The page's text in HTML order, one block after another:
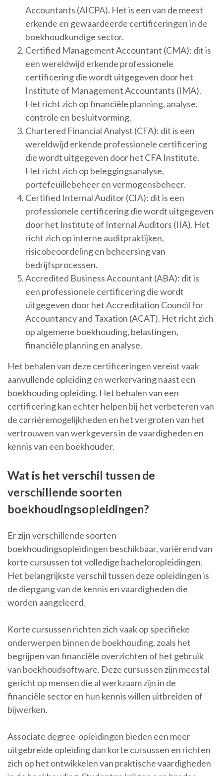
Accountants (AICPA). Het is een van de meest
erkende en gewaardeerde certificeringen in de
boekhoudkundige sector.
Certified Management Accountant (CMA): dit is
een wereldwijd erkende professionele
certificering die wordt uitgegeven door het
Institute of Management Accountants (IMA).
Het richt zich op financiële planning, analyse,
controle en besluitvorming.
Chartered Financial Analyst (CFA): dit is een
wereldwijd erkende professionele certificering
die wordt uitgegeven door het CFA Institute.
Het richt zich op beleggingsanalyse,
portefeuillebeheer en vermogensbeheer.
Certified Internal Auditor (CIA): dit is een
professionele certificering die wordt uitgegeven
door het Institute of Internal Auditors (IIA). Het
richt zich op interne auditpraktijken,
risicobeoordeling en beheersing van
bedrijfsprocessen.
Accredited Business Accountant (ABA): dit is
een professionele certificering die wordt
uitgegeven door het Accreditation Council for
Accountancy and Taxation (ACAT). Het richt zich
op algemene boekhouding, belastingen,
financiële planning en analyse.
Het behalen van deze certificeringen vereist vaak
aanvullende opleiding en werkervaring naast een
boekhouding opleiding. Het behalen van een
certificering kan echter helpen bij het verbeteren van
de carrièremogelijkheden en het vergroten van het
vertrouwen van werkgevers in de vaardigheden en
kennis van een boekhouder.
Wat is het verschil tussen de
verschillende soorten
boekhoudingsopleidingen?
Er zijn verschillende soorten
boekhoudingsopleidingen beschikbaar, variërend van
korte cursussen tot volledige bacheloropleidingen.
Het belangrijkste verschil tussen deze opleidingen is
de diepgang van de kennis en vaardigheden die
worden aangeleerd.
Korte cursussen richten zich vaak op specifieke
onderwerpen binnen de boekhouding, zoals het
begrijpen van financiële overzichten of het gebruik
van boekhoudsoftware. Deze cursussen zijn meestal
gericht op mensen die al werkzaam zijn in de
financiële sector en hun kennis willen uitbreiden of
bijwerken.
Associate degree-opleidingen bieden een meer
uitgebreide opleiding dan korte cursussen en richten
zich op het ontwikkelen van praktische vaardigheden